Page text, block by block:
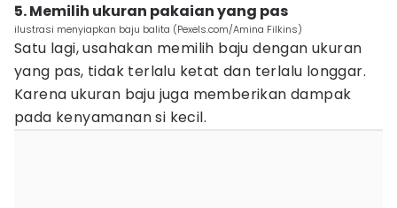
5. Memilih ukuran pakaian yang pas
ilustrasi menyiapkan baju balita (Pexels.com/Amina Filkins)
Satu lagi, usahakan memilih baju dengan ukuran
yang pas, tidak terlalu ketat dan terlalu longgar.
Karena ukuran baju juga memberikan dampak
pada kenyamanan si kecil.